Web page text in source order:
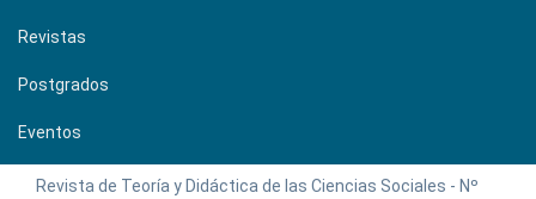
Revistas
Postgrados
Eventos
Revista de Teoría y Didáctica de las Ciencias Sociales - Nº